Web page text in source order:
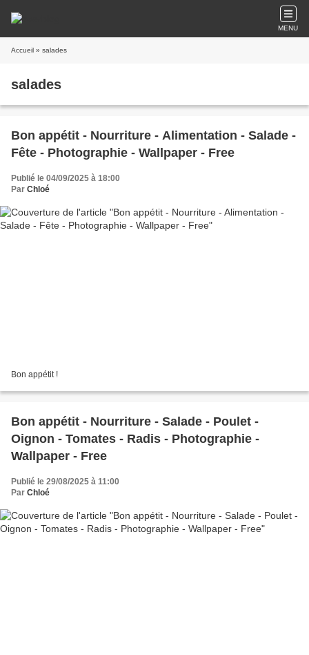
MENU
Accueil » salades
salades
Bon appétit - Nourriture - Alimentation - Salade -
Fête - Photographie - Wallpaper - Free
Publié le 04/09/2025 à 18:00
Par Chloé
Bon appétit !
Bon appétit - Nourriture - Salade - Poulet -
Oignon - Tomates - Radis - Photographie -
Wallpaper - Free
Publié le 29/08/2025 à 11:00
Par Chloé